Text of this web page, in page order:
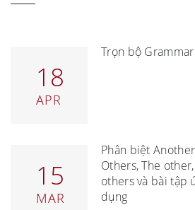
18
APR
Trọn bộ
15
MAR
Phân biệt
Others, The
others và bài tập
dụng